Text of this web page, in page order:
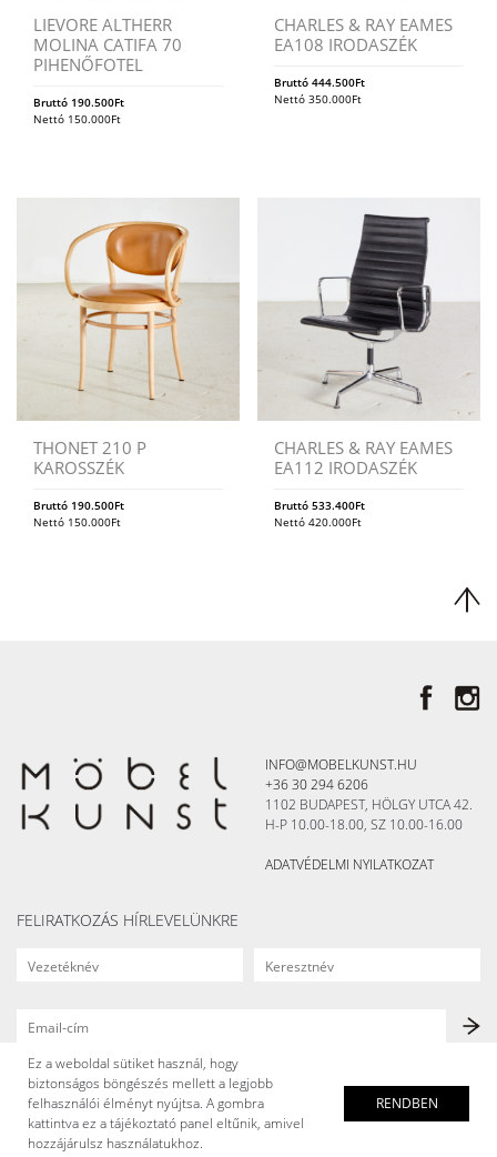
LIEVORE ALTHERR
MOLINA CATIFA 70
PIHENŐFOTEL
Bruttó 190.500Ft
Nettó 150.000Ft
CHARLES & RAY EAMES
EA108 IRODASZÉK
Bruttó444.500Ft
Nettó350.000Ft
THONET 210 P
KAROSSZÉK
Bruttó 190.500Ft
Nettó 150.000Ft
CHARLES & RAY EAMES
EA112 IRODASZÉK
Bruttó533.400Ft
Nettó420.000Ft
INFO@MOBELKUNST.HU
+36 30 294 6206
1102 BUDAPEST, HÖLGY UTCA 42.
H-P 10.00-18.00, SZ 10.00-16.00
ADATVÉDELMI NYILATKOZAT
FELIRATKOZÁS HÍRLEVELÜNKRE
Ez a weboldal sütiket használ, hogy
biztonságos böngészés mellett a legjobb
felhasználói élményt nyújtsa. A gombra
kattintva ez a tájékoztató panel eltűnik, amivel
hozzájárulsz használatukhoz.
RENDBEN